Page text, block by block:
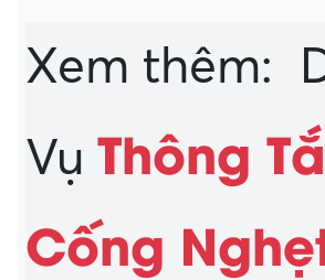
Xem thêm:
Vụ Thông
Cống